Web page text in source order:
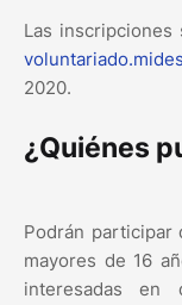
Las inscripciones
2020.
¿Quiénes
Podrán participar
mayores de 16
interesadas en